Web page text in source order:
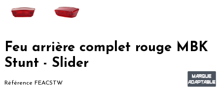
Feu arrière complet rouge MBK
Stunt - Slider
Référence FEACSTW